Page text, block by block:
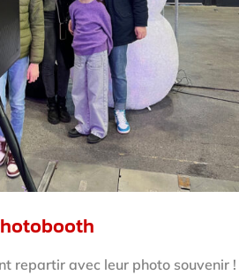
repartir avec leur photo souvenir !